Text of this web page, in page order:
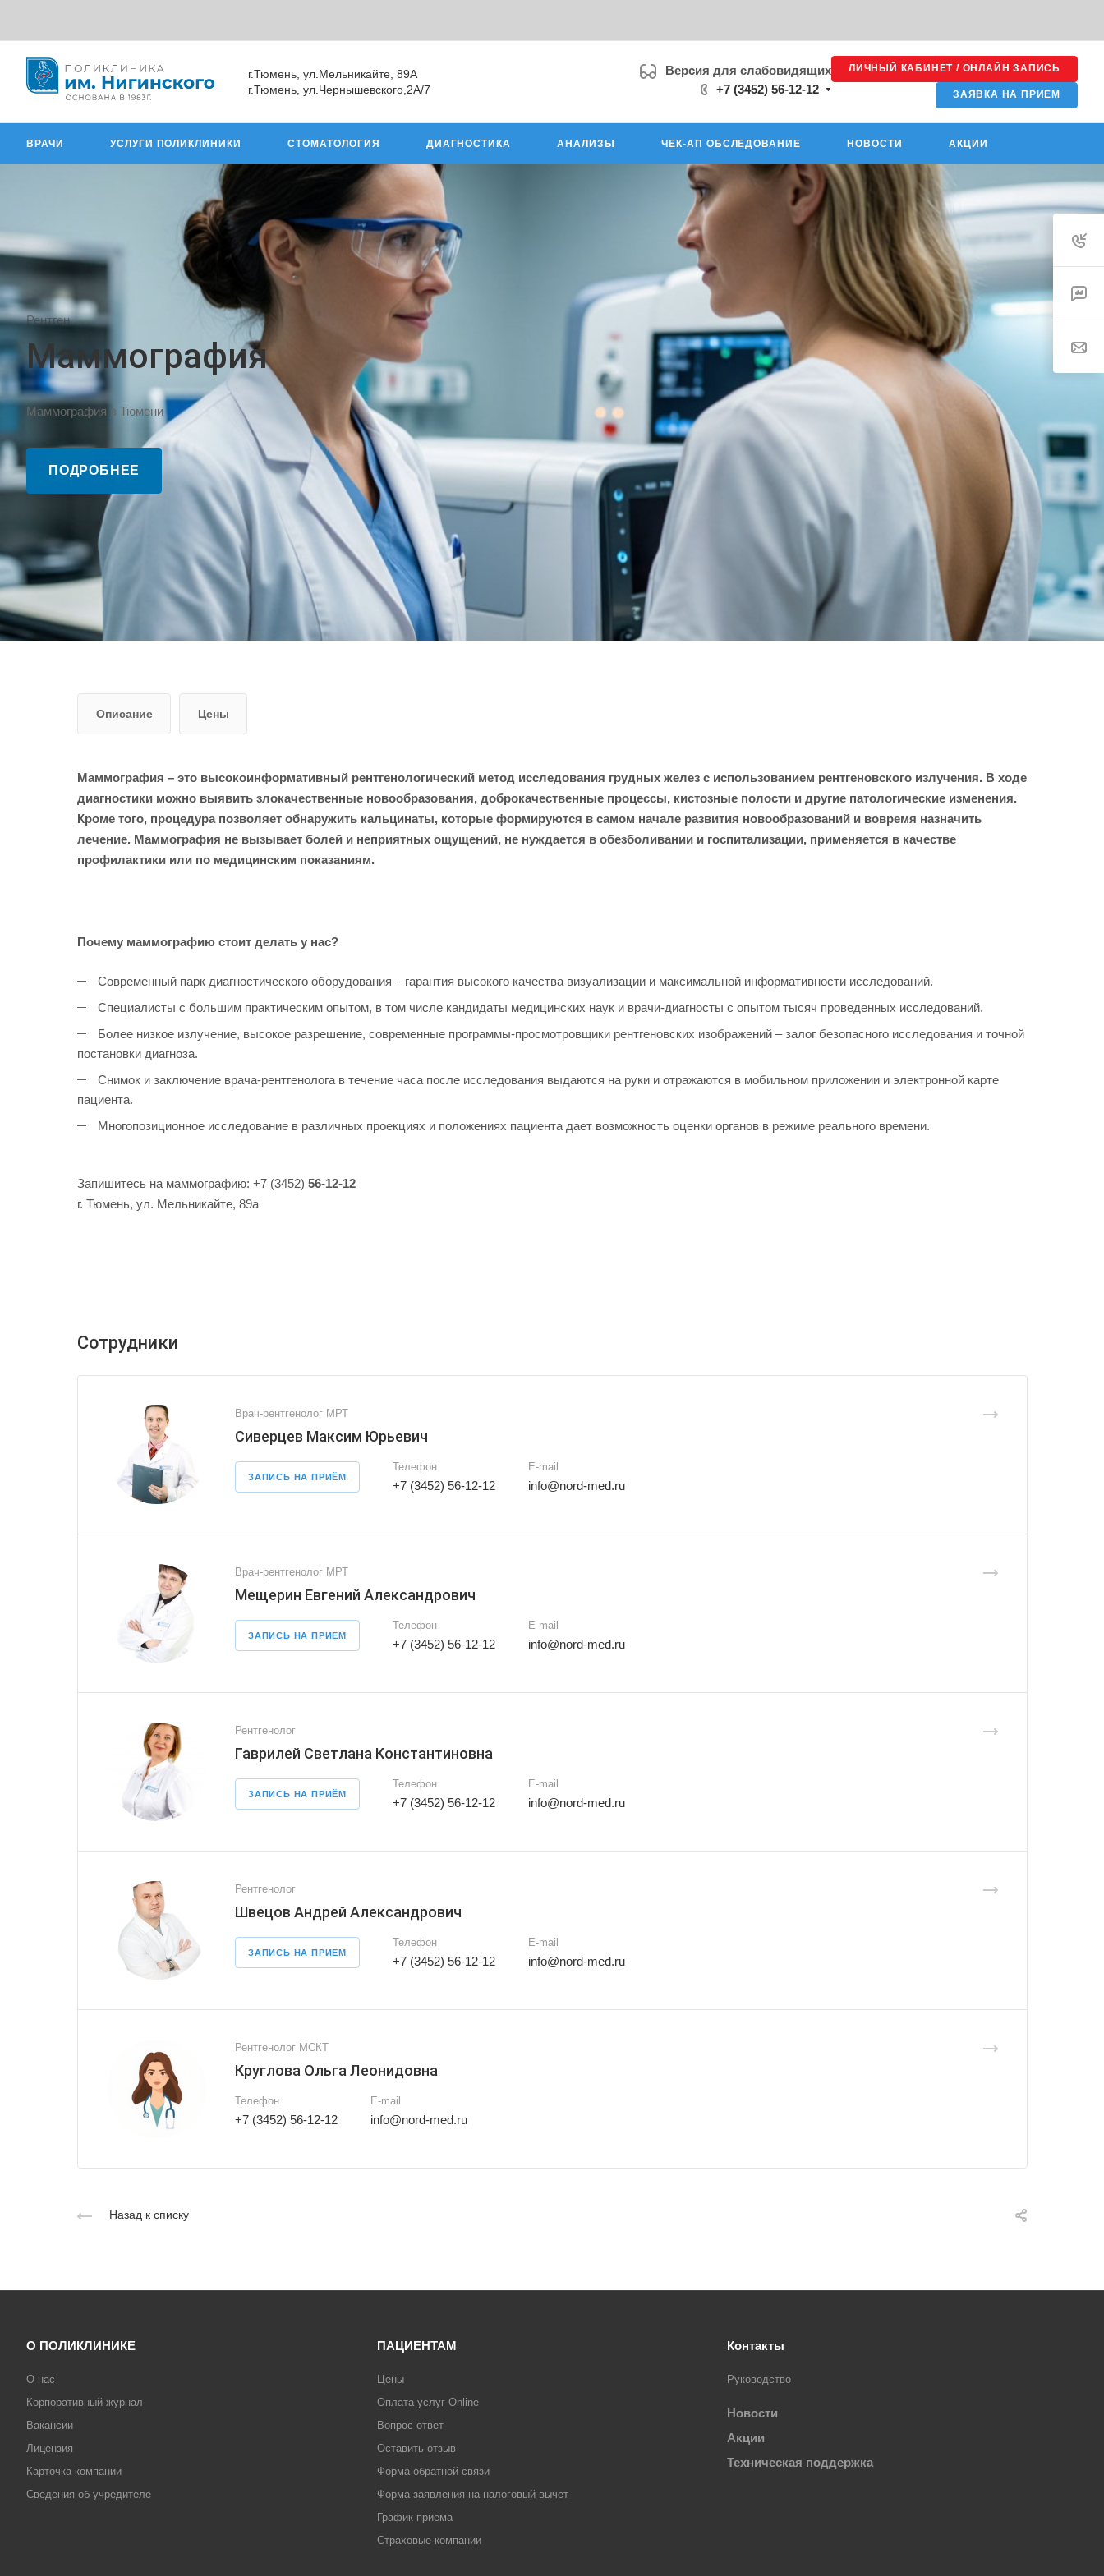
г.Тюмень, ул.Мельникайте, 89А
г.Тюмень, ул.Чернышевского,2А/7
Версия для слабовидящих
+7 (3452) 56-12-12
ЛИЧНЫЙ КАБИНЕТ / ОНЛАЙН ЗАПИСЬ
ЗАЯВКА НА ПРИЕМ
ВРАЧИ УСЛУГИ ПОЛИКЛИНИКИ СТОМАТОЛОГИЯ ДИАГНОСТИКА АНАЛИЗЫ ЧЕК-АП ОБСЛЕДОВАНИЕ НОВОСТИ АКЦИИ
Рентген
Маммография
Маммография в Тюмени
ПОДРОБНЕЕ
Описание Цены
Маммография – это высокоинформативный рентгенологический метод исследования грудных желез с использованием рентгеновского излучения. В ходе
диагностики можно выявить злокачественные новообразования, доброкачественные процессы, кистозные полости и другие патологические изменения.
Кроме того, процедура позволяет обнаружить кальцинаты, которые формируются в самом начале развития новообразований и вовремя назначить
лечение. Маммография не вызывает болей и неприятных ощущений, не нуждается в обезболивании и госпитализации, применяется в качестве
профилактики или по медицинским показаниям.
Почему маммографию стоит делать у нас?
Современный парк диагностического оборудования – гарантия высокого качества визуализации и максимальной информативности исследований.
Специалисты с большим практическим опытом, в том числе кандидаты медицинских наук и врачи-диагносты с опытом тысяч проведенных исследований.
Более низкое излучение, высокое разрешение, современные программы-просмотровщики рентгеновских изображений – залог безопасного исследования и точной
постановки диагноза.
Снимок и заключение врача-рентгенолога в течение часа после исследования выдаются на руки и отражаются в мобильном приложении и электронной карте
пациента.
Многопозиционное исследование в различных проекциях и положениях пациента дает возможность оценки органов в режиме реального времени.
Запишитесь на маммографию: +7 (3452) 56-12-12
г. Тюмень, ул. Мельникайте, 89а
Сотрудники
Врач-рентгенолог МРТ
Сиверцев Максим Юрьевич
ЗАПИСЬ НА ПРИЁМ
Телефон
+7 (3452) 56-12-12
E-mail
info@nord-med.ru
Врач-рентгенолог МРТ
Мещерин Евгений Александрович
ЗАПИСЬ НА ПРИЁМ
Телефон
+7 (3452) 56-12-12
E-mail
info@nord-med.ru
Рентгенолог
Гаврилей Светлана Константиновна
ЗАПИСЬ НА ПРИЁМ
Телефон
+7 (3452) 56-12-12
E-mail
info@nord-med.ru
Рентгенолог
Швецов Андрей Александрович
ЗАПИСЬ НА ПРИЁМ
Телефон
+7 (3452) 56-12-12
E-mail
info@nord-med.ru
Рентгенолог МСКТ
Круглова Ольга Леонидовна
Телефон
+7 (3452) 56-12-12
E-mail
info@nord-med.ru
Назад к списку
О ПОЛИКЛИНИКЕ
О нас
Корпоративный журнал
Вакансии
Лицензия
Карточка компании
Сведения об учредителе
ПАЦИЕНТАМ
Цены
Оплата услуг Online
Вопрос-ответ
Оставить отзыв
Форма обратной связи
Форма заявления на налоговый вычет
График приема
Страховые компании
Контакты
Руководство
Новости
Акции
Техническая поддержка